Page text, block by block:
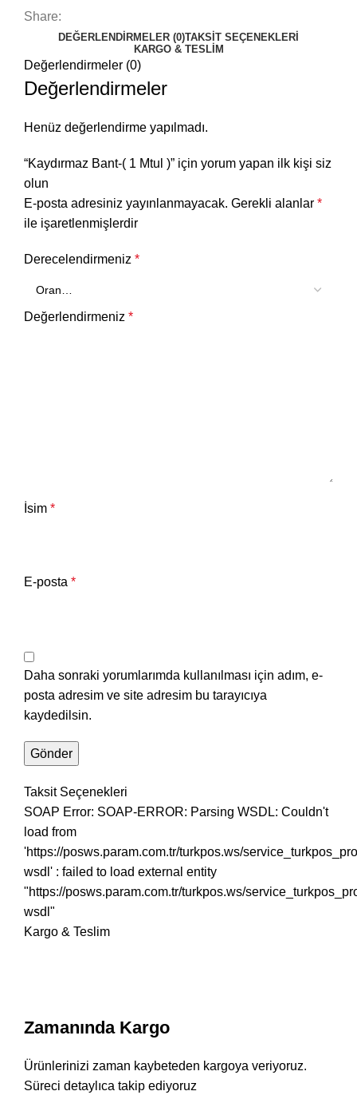
Share:
DEĞERLENDIRMELER (0)TAKSIT SEÇENEKLERI
KARGO & TESLIM
Değerlendirmeler (0)
Değerlendirmeler
Henüz değerlendirme yapılmadı.
“Kaydırmaz Bant-( 1 Mtul )” için yorum yapan ilk kişi siz
olun
E-posta adresiniz yayınlanmayacak. Gerekli alanlar *
ile işaretlenmişlerdir
Derecelendirmeniz *
Değerlendirmeniz *
İsim *
E-posta *
Daha sonraki yorumlarımda kullanılması için adım, e-
posta adresim ve site adresim bu tarayıcıya
kaydedilsin.
Taksit Seçenekleri
SOAP Error: SOAP-ERROR: Parsing WSDL: Couldn't
load from
'https://posws.param.com.tr/turkpos.ws/
wsdl' : failed to load external entity
"https://posws.param.com.tr/turkpos.ws/
wsdl"
Kargo & Teslim
Zamanında Kargo
Ürünlerinizi zaman kaybeteden kargoya veriyoruz.
Süreci detaylıca takip ediyoruz